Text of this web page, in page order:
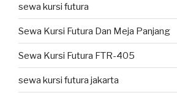
sewa kursi futura
Sewa Kursi Futura Dan Meja Panjang
Sewa Kursi Futura FTR-405
sewa kursi futura jakarta